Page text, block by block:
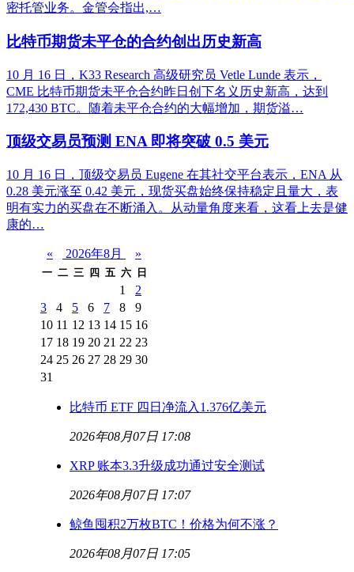
密托管业务。金管会指出,…
比特币期货未平仓的合约创出历史新高
10 月 16 日，K33 Research 高级研究员 Vetle Lunde 表示，
CME 比特币期货未平仓合约昨日创下名义历史新高，达到
172,430 BTC。随着未平仓合约的大幅增加，期货溢…
顶级交易员预测 ENA 即将突破 0.5 美元
10 月 16 日，顶级交易员 Eugene 在其社交平台表示，ENA 从
0.28 美元涨至 0.42 美元，现货买盘始终保持稳定且量大，表
明有实力的买盘在不断涌入。从动量角度来看，这看上去是健
康的…
« 2026年8月 »
一 二 三 四 五 六 日
1
2
3
4 5 6 7 8
9
10 11 12 13 14 15 16
17 18 19 20 21 22 23
24 25 26 27 28 29 30
31
比特币 ETF 四日净流入1.376亿美元
2026年08月07日 17:08
XRP 账本3.3升级成功通过安全测试
2026年08月07日 17:07
鲸鱼囤积2万枚BTC！价格为何不涨？
2026年08月07日 17:05